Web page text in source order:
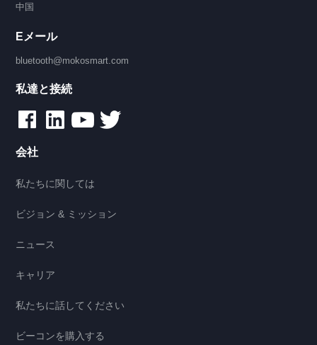
中国
Eメール
bluetooth@mokosmart.com
私達と接続
会社
私たちに関しては
ビジョン & ミッション
ニュース
キャリア
私たちに話してください
ビーコンを購入する